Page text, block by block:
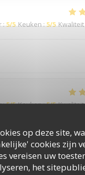
op deze site,
cookies zijn
vereisen uw
het
:5/5 Keuken : 5/5
:5/5 Keuken:5/5
:5/5 Keuken : 5/5